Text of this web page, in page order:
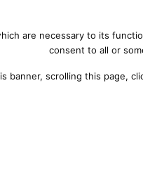
reserved 2023 © Green
are necessary to its
consent to all or
banner, scrolling this page,